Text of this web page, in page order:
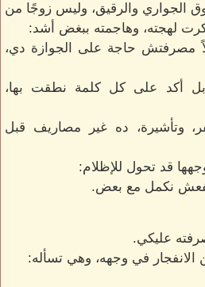
الجواري والرقيق، وليس زوجًا من
لهجته، وهاجمته ببغض أشد:
مصرفتش حاجة على الجوازة دي،
أكد على كل كلمة نطقت بها،
وتأشيرة، ده غير مصاريف قبل
قد تحول للإظلام:
نكمل مع بعض.
عليكي.
في وجهه، وهي تسأله: